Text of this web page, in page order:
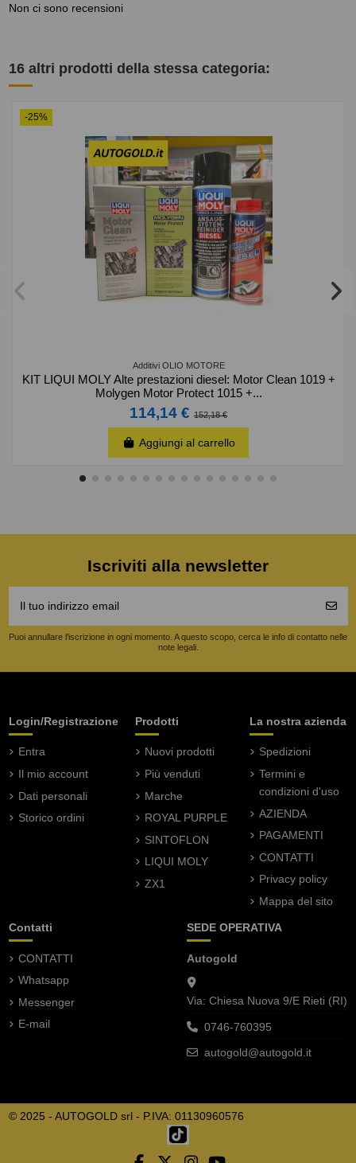
Non ci sono recensioni
16 altri prodotti della stessa categoria:
-25%
Additivi OLIO MOTORE
KIT LIQUI MOLY Alte prestazioni diesel: Motor Clean 1019 +
Molygen Motor Protect 1015 +...
114,14 € 152,18 €
Aggiungi al carrello
Iscriviti alla newsletter
Puoi annullare l'iscrizione in ogni momento. A questo scopo, cerca le info di contatto nelle
note legali.
Login/Registrazione
Entra
Il mio account
Dati personali
Storico ordini
Prodotti
Nuovi prodotti
Più venduti
Marche
ROYAL PURPLE
SINTOFLON
LIQUI MOLY
ZX1
La nostra azienda
Spedizioni
Termini e
condizioni d'uso
AZIENDA
PAGAMENTI
CONTATTI
Privacy policy
Mappa del sito
Contatti
CONTATTI
Whatsapp
Messenger
E-mail
SEDE OPERATIVA
Autogold
Via: Chiesa Nuova 9/E Rieti (RI)
0746-760395
autogold@autogold.it
© 2025 - AUTOGOLD srl - P.IVA: 01130960576